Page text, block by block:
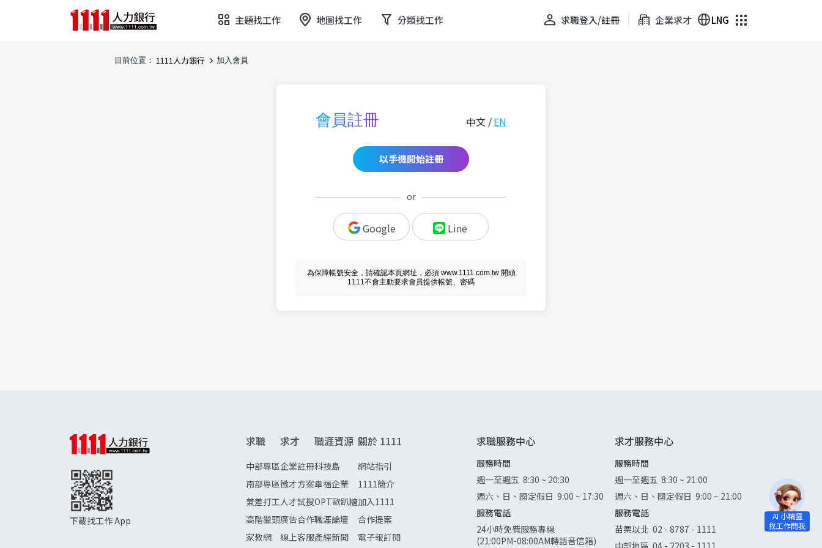
主題找工作 地圖找工作 分類找工作 求職登入/註冊 企業求才 LNG
目前位置： 1111人力銀行 加入會員
會員註冊 中文 /EN
以手機開始註冊
or
Google Line
為保障帳號安全，請確認本頁網址，必須 www.1111.com.tw 開頭
1111不會主動要求會員提供帳號、密碼
下載找工作 App
求職
中部專區
南部專區
兼差打工
高階獵頭
家教網
求才
企業註冊
徵才方案
人才試搜
廣告合作
線上客服
職涯資源
科技島
幸福企業
OPT歐趴糖
職涯論壇
產經新聞
關於 1111
網站指引
1111簡介
加入1111
合作提案
電子報訂閱
求職服務中心
服務時間
週一至週五 8:30 ~ 20:30
週六、日、國定假日 9:00 ~ 17:30
服務電話
24小時免費服務專線
(21:00PM-08:00AM轉語音信箱)
求才服務中心
服務時間
週一至週五 8:30 ~ 21:00
週六、日、國定假日 9:00 ~ 21:00
服務電話
苗栗以北 02 - 8787 - 1111
中部地區 04 - 2203 - 1111